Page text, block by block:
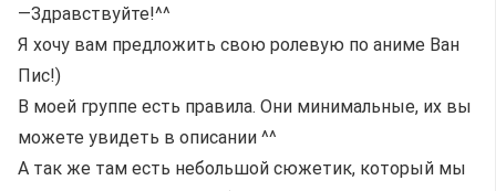
—Здравствуйте!^^
Я хочу вам предложить свою ролевую по аниме Ван
Пис!)
В моей группе есть правила. Они минимальные, их вы
можете увидеть в описании ^^
А так же там есть небольшой сюжетик, который мы